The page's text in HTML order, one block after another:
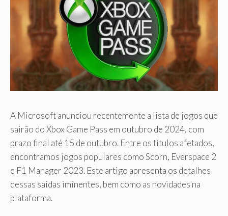
A Microsoft anunciou recentemente a lista de jogos que
sairão do Xbox Game Pass em outubro de 2024, com
prazo final até 15 de outubro. Entre os títulos afetados,
encontramos jogos populares como Scorn, Everspace 2
e F1 Manager 2023. Este artigo apresenta os detalhes
dessas saídas iminentes, bem como as novidades na
plataforma.